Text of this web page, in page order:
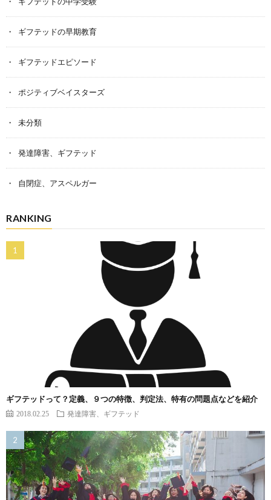
ギフテッドの早期教育
ギフテッドエピソード
ポジティブベイスターズ
未分類
発達障害、ギフテッド
自閉症、アスペルガー
RANKING
ギフテッドって？定義、９つの特徴、判定法、特有の問題点などを紹介
2018.02.25 発達障害、ギフテッド